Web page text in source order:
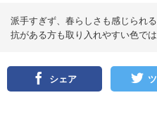
派手すぎず、春らしさも感じられ
抗がある方も取り入れやすい色では
シェア